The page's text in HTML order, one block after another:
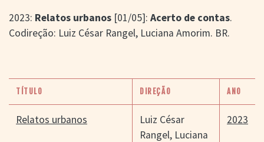
2023: Relatos urbanos [01/05]: Acerto de contas.
Codireção: Luiz César Rangel, Luciana Amorim. BR.
TÍTULO DIREÇÃO ANO
Relatos urbanos
Luiz César
Rangel, Luciana
2023